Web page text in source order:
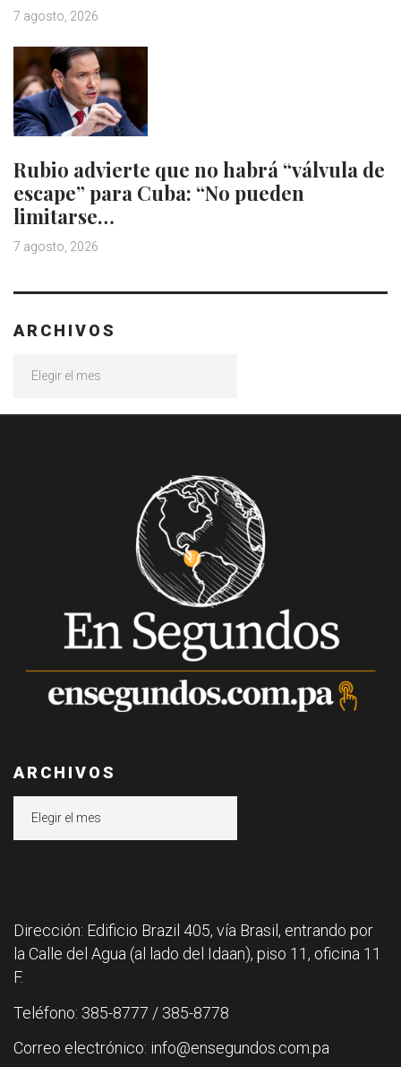
7 agosto, 2026
Rubio advierte que no habrá “válvula de
escape” para Cuba: “No pueden
limitarse…
7 agosto, 2026
ARCHIVOS
ARCHIVOS
Dirección: Edificio Brazil 405, vía Brasil, entrando por
la Calle del Agua (al lado del Idaan), piso 11, oficina 11
F.
Teléfono: 385-8777 / 385-8778
Correo electrónico: info@ensegundos.com.pa